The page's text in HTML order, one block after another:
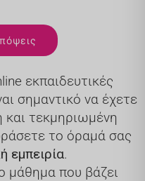
εκπαιδευτικές
σημαντικό να έχετε
και τεκμηριωμένη
το όραμά σας
εμπειρία.
που βάζει